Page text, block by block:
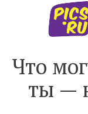
Что
ты —